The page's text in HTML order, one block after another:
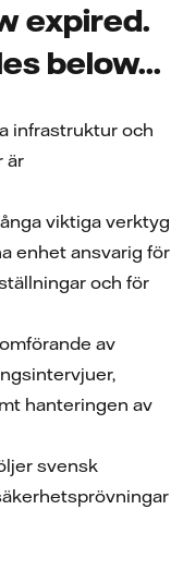
expired.
below...
infrastruktur och
är
viktiga verktyg
enhet ansvarig för
och för
av
hanteringen av
svensk